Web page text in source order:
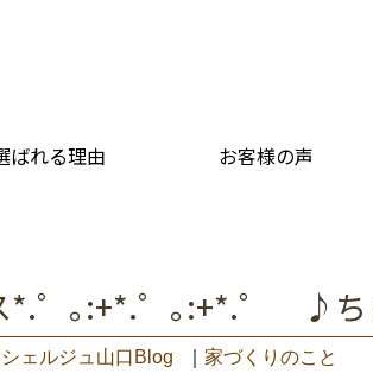
ばれる理由 お客様の声
*.゜｡:+*.゜｡:+*.゜ ♪
ェルジュ山口Blog 家づくりのこと